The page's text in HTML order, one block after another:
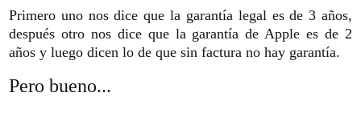
Primero uno nos dice que la garantía legal es de 3 años,
después otro nos dice que la garantía de Apple es de 2
años y luego dicen lo de que sin factura no hay garantía.
Pero bueno...